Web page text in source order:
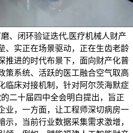
、闭环验证迭代,医疗机械人财产
、实正在场景驱动，正在生齿老龄
推进的时代布景下，面向财产化普
策系统、活跃的医工融合空气取高
临床对接机制，针对阿尔茨海默症
二十届四中全会明白提出，旨正
业，一方面，让工程师深切病房一
示，当前行业数据采集需求激增，